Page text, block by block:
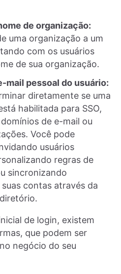
de organização:
uma organização a um
com os usuários
de sua organização.
mail pessoal do usuário:
diretamente se uma
habilitada para SSO,
de e-mail ou
Você pode
usuários
regras de
sincronizando
contas através da
de login, existem
que podem ser
negócio do seu